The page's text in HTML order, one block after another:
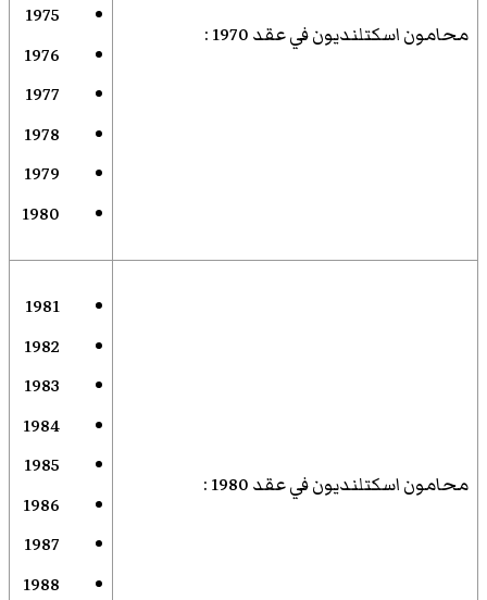
محامون اسكتلنديون في عقد 1970 :
1975
1976
1977
1978
1979
1980
محامون اسكتلنديون في عقد 1980 :
1981
1982
1983
1984
1985
1986
1987
1988